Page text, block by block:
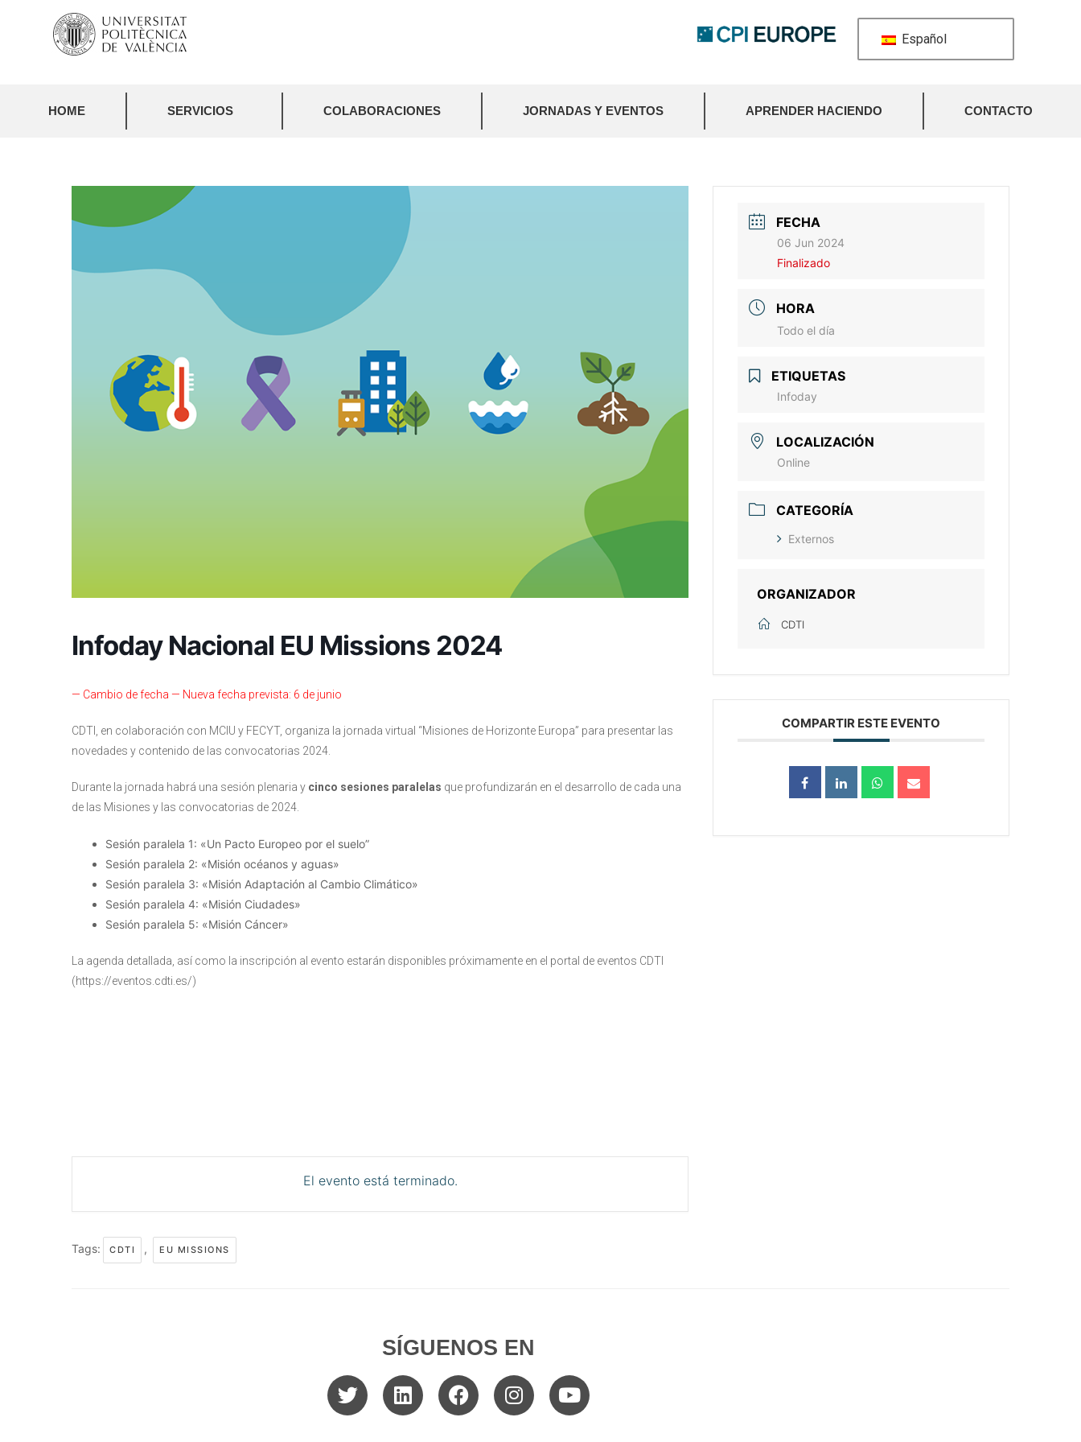
Español
HOME SERVICIOS COLABORACIONES JORNADAS Y EVENTOS APRENDER HACIENDO CONTACTO
Infoday Nacional EU Missions 2024
— Cambio de fecha — Nueva fecha prevista: 6 de junio
CDTI, en colaboración con MCIU y FECYT, organiza la jornada virtual “Misiones de Horizonte Europa” para presentar las
novedades y contenido de las convocatorias 2024.
Durante la jornada habrá una sesión plenaria y cinco sesiones paralelas que profundizarán en el desarrollo de cada una
de las Misiones y las convocatorias de 2024.
Sesión paralela 1: «Un Pacto Europeo por el suelo”
Sesión paralela 2: «Misión océanos y aguas»
Sesión paralela 3: «Misión Adaptación al Cambio Climático»
Sesión paralela 4: «Misión Ciudades»
Sesión paralela 5: «Misión Cáncer»
La agenda detallada, así como la inscripción al evento estarán disponibles próximamente en el portal de eventos CDTI
(https://eventos.cdti.es/)
El evento está terminado.
Tags: CDTI , EU MISSIONS
FECHA
06 Jun 2024
Finalizado
HORA
Todo el día
ETIQUETAS
Infoday
LOCALIZACIÓN
Online
CATEGORÍA
Externos
ORGANIZADOR
CDTI
COMPARTIR ESTE EVENTO
SÍGUENOS EN